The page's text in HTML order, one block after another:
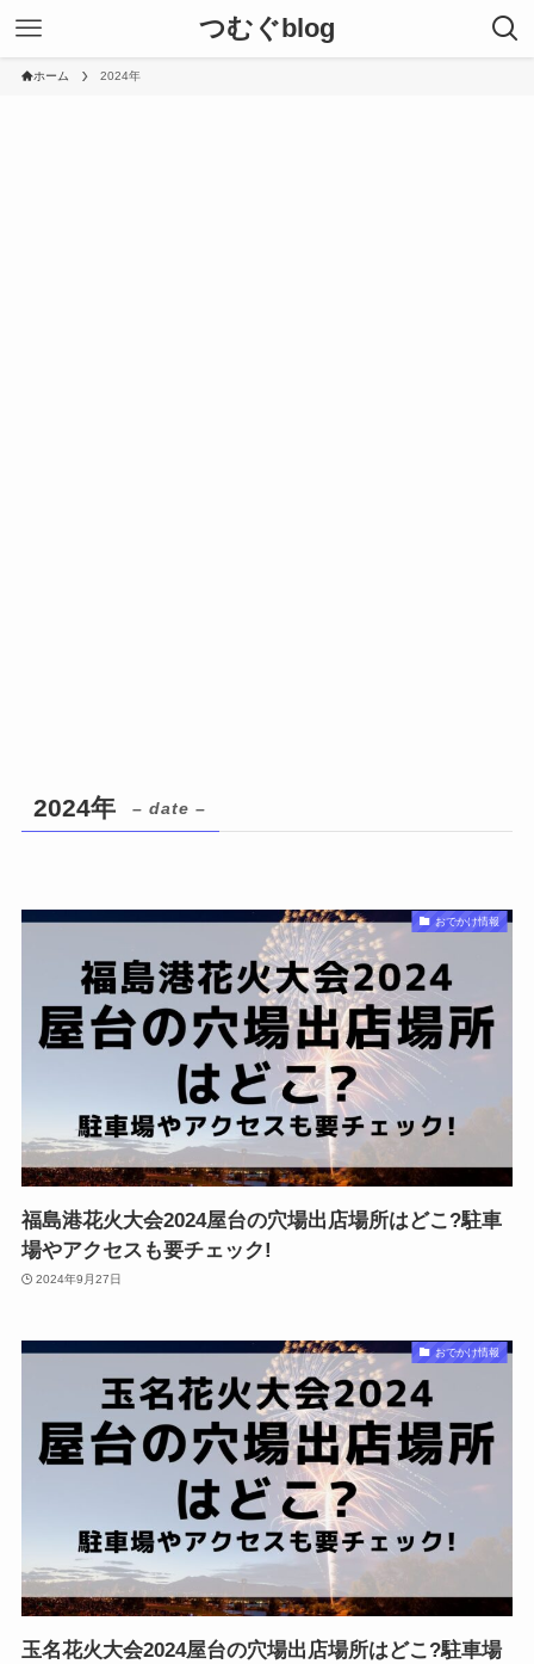
つむぐblog
ホーム 2024年
2024年 – date –
おでかけ情報
福島港花火大会2024屋台の穴場出店場所はどこ?駐車
場やアクセスも要チェック!
2024年9月27日
おでかけ情報
玉名花火大会2024屋台の穴場出店場所はどこ?駐車場